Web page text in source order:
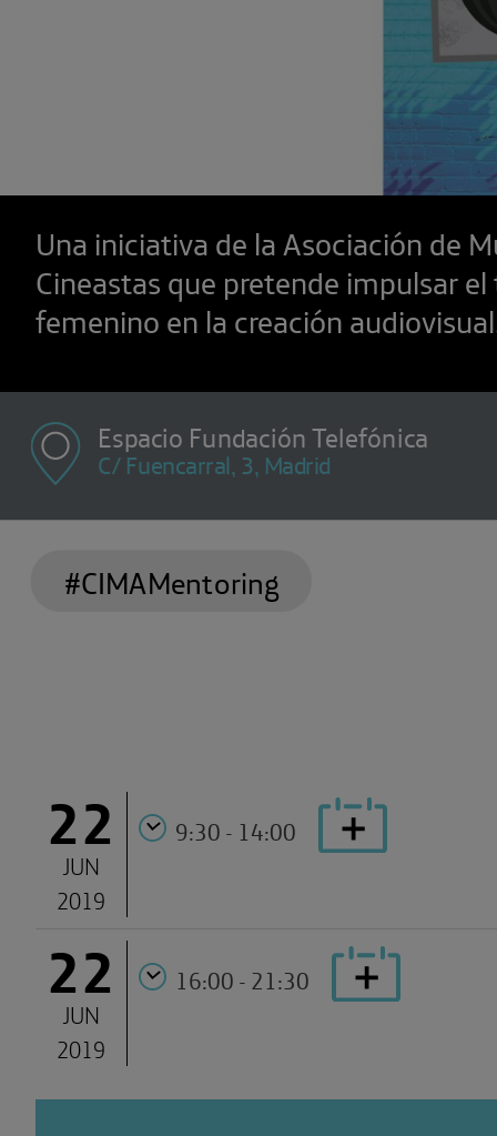
Una iniciativa de la Asociación de
Cineastas que pretende impulsar
femenino en la creación
Espacio Fundación Telefónica
C/ Fuencarral, 3, Madrid
#CIMAMentoring
22
JUN
2019
9:30 - 14:00
22
JUN
2019
16:00 - 21:30